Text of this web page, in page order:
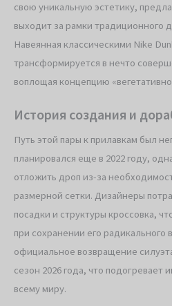
свою уникальную эстетику,
выходит за рамки традиционного
Навеянная классическими Nike
трансформируется в нечто
воплощая концепцию
История создания и
Путь этой пары к прилавкам был
планировался еще в 2022 году,
отложить дроп из-за
размерной сетки. Дизайнеры
посадки и структуры кроссовка,
при сохранении его радикального
официальное возвращение
сезон 2026 года, что подогревает
всему миру.